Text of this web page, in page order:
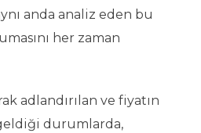
anda analiz eden bu
her zaman
adlandırılan ve fiyatın
durumlarda,